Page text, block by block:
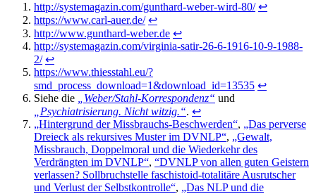
http://systemagazin.com/gunthard-weber-wird-80/ ↩
https://www.carl-auer.de/ ↩
http://www.gunthard-weber.de ↩
http://systemagazin.com/virginia-satir-26-6-1916-10-9-1988-
2/ ↩
https://www.thiesstahl.eu/?
smd_process_download=1&download_id=13535 ↩
Siehe die „Weber/Stahl-Korrespondenz“ und
„Psychiatrisierung. Nicht witzig.“. ↩
„Hintergrund der Missbrauchs-Beschwerden“, „Das perverse
Dreieck als rekursives Muster im DVNLP“, „Gewalt,
Missbrauch, Doppelmoral und die Wiederkehr des
Verdrängten im DVNLP“, “DVNLP von allen guten Geistern
verlassen? Sollbruchstelle faschistoid-totalitäre Ausrutscher
und Verlust der Selbstkontrolle“, „Das NLP und die